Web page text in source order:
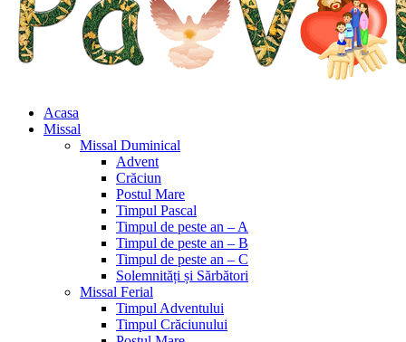
Acasa
Missal
Missal Duminical
Advent
Crăciun
Postul Mare
Timpul Pascal
Timpul de peste an – A
Timpul de peste an – B
Timpul de peste an – C
Solemnități și Sărbători
Missal Ferial
Timpul Adventului
Timpul Crăciunului